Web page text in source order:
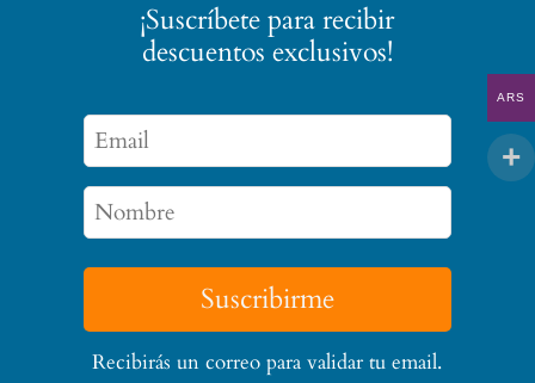
¡Suscríbete para recibir
descuentos exclusivos!
Suscribirme
Recibirás un correo para validar tu email.
ARS